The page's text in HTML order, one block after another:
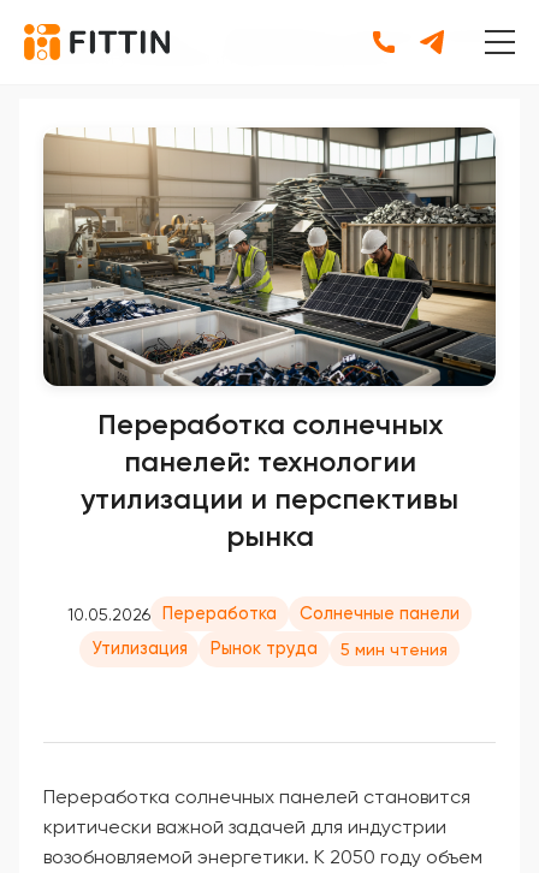
Главная • Новости
Переработка солнечных панелей:
технологии утилизации и перспективы рынка
Переработка солнечных
панелей: технологии
утилизации и перспективы
рынка
10.05.2026 Переработка
Солнечные панели
Утилизация
Рынок труда 5 мин чтения
Переработка солнечных панелей становится
критически важной задачей для индустрии
возобновляемой энергетики. К 2050 году объем